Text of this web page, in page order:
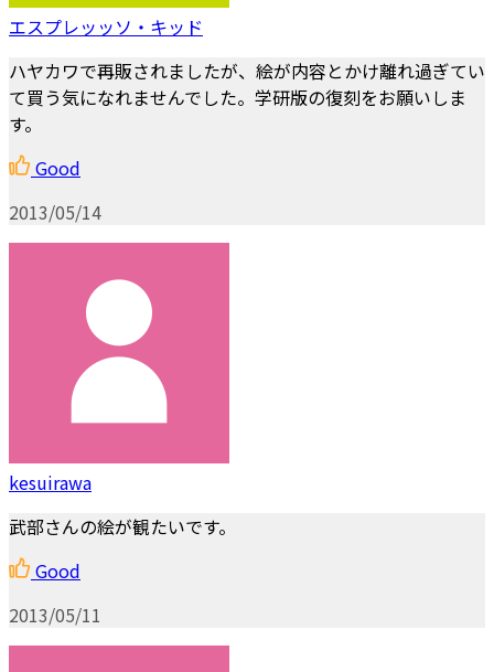
エスプレッッソ・キッド
ハヤカワで再販されましたが、絵が内容とかけ離れ過ぎてい
て買う気になれませんでした。学研版の復刻をお願いしま
す。
Good
2013/05/14
kesuirawa
武部さんの絵が観たいです。
Good
2013/05/11